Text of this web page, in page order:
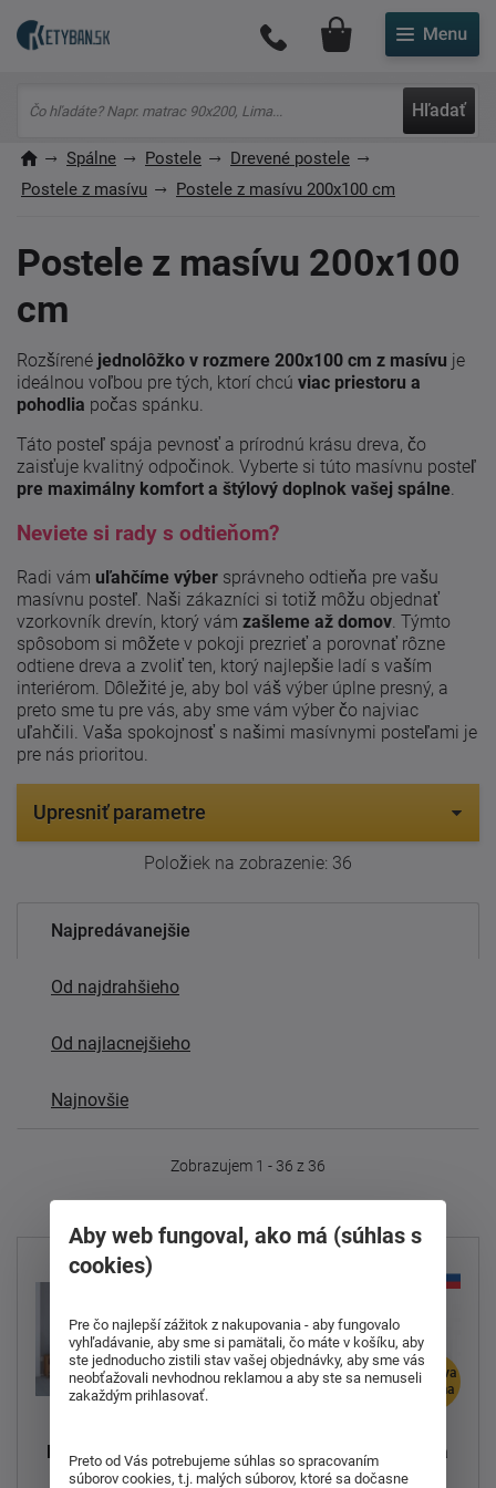
Hľadať
Môj účet
Spálne Postele
Drevené postele
Postele z masívu
Postele z masívu 200x100 cm
Postele z masívu 200x100
cm
Rozšírené jednolôžko v rozmere 200x100 cm z masívu je
ideálnou voľbou pre tých, ktorí chcú viac priestoru a
pohodlia počas spánku.
Táto posteľ spája pevnosť a prírodnú krásu dreva, čo
zaisťuje kvalitný odpočinok. Vyberte si túto masívnu posteľ
pre maximálny komfort a štýlový doplnok vašej spálne.
Neviete si rady s odtieňom?
Radi vám uľahčíme výber správneho odtieňa pre vašu
masívnu posteľ. Naši zákazníci si totiž môžu objednať
vzorkovník drevín, ktorý vám zašleme až domov. Týmto
spôsobom si môžete v pokoji prezrieť a porovnať rôzne
odtiene dreva a zvoliť ten, ktorý najlepšie ladí s vaším
interiérom. Dôležité je, aby bol váš výber úplne presný, a
preto sme tu pre vás, aby sme vám výber čo najviac
uľahčili. Vaša spokojnosť s našimi masívnymi posteľami je
pre nás prioritou.
Upresniť parametre
Položiek na zobrazenie: 36
Najpredávanejšie
Od najdrahšieho
Od najlacnejšieho
Najnovšie
Zobrazujem 1 - 36 z 36
doprava
zdarma
Drevená posteľ Santé
45 200x100cm
doprava
zdarma
Drevená posteľ Lucia
200x100cm
Aby web fungoval, ako má (súhlas s
cookies)
Pre čo najlepší zážitok z nakupovania - aby fungovalo
vyhľadávanie, aby sme si pamätali, čo máte v košíku, aby
ste jednoducho zistili stav vašej objednávky, aby sme vás
neobťažovali nevhodnou reklamou a aby ste sa nemuseli
zakaždým prihlasovať.
Preto od Vás potrebujeme súhlas so spracovaním
súborov cookies, t.j. malých súborov, ktoré sa dočasne